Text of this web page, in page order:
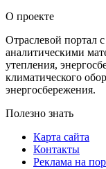
О проекте
Отраслевой портал
аналитическими
утепления,
климатического
энергосбережения.
Полезно знать
Карта сайта
Контакты
Реклама на